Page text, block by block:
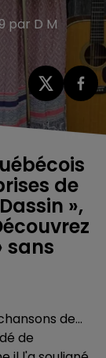
par D M
de
»,
sans
de...
de